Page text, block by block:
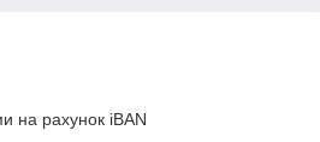
на рахунок iBAN